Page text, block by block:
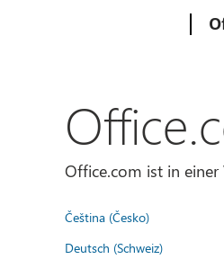
Office.com ist in einer
Čeština (Česko)
Deutsch (Schweiz)